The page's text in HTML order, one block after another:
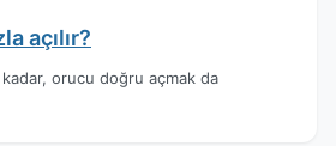
açılır?
orucu doğru açmak da